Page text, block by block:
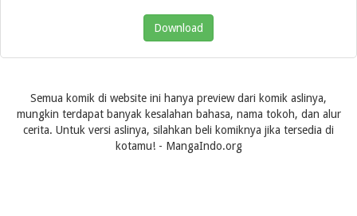
Download
Semua komik di website ini hanya preview dari komik aslinya,
mungkin terdapat banyak kesalahan bahasa, nama tokoh, dan alur
cerita. Untuk versi aslinya, silahkan beli komiknya jika tersedia di
kotamu! - MangaIndo.org